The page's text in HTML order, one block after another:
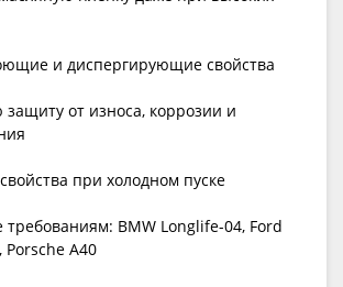
и диспергирующие свойства
защиту от износа, коррозии и
при холодном пуске
требованиям: BMW Longlife-04, Ford
Porsche A40